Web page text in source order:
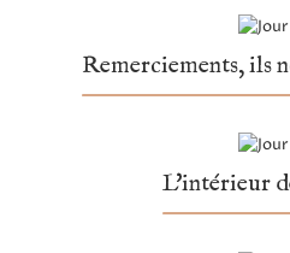
Remerciements, ils
L'intérieur